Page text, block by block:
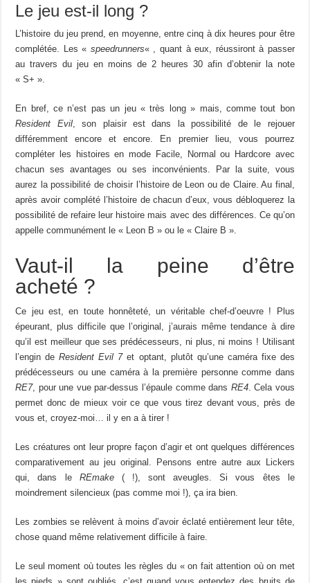
Le jeu est-il long ?
L’histoire du jeu prend, en moyenne, entre cinq à dix heures pour être
complétée. Les « speedrunners« , quant à eux, réussiront à passer
au travers du jeu en moins de 2 heures 30 afin d’obtenir la note
« S+ ».
En bref, ce n’est pas un jeu « très long » mais, comme tout bon
Resident Evil, son plaisir est dans la possibilité de le rejouer
différemment encore et encore. En premier lieu, vous pourrez
compléter les histoires en mode Facile, Normal ou Hardcore avec
chacun ses avantages ou ses inconvénients. Par la suite, vous
aurez la possibilité de choisir l’histoire de Leon ou de Claire. Au final,
après avoir complété l’histoire de chacun d’eux, vous débloquerez la
possibilité de refaire leur histoire mais avec des différences. Ce qu’on
appelle communément le « Leon B » ou le « Claire B ».
Vaut-il la peine d’être
acheté ?
Ce jeu est, en toute honnêteté, un véritable chef-d’oeuvre ! Plus
épeurant, plus difficile que l’original, j’aurais même tendance à dire
qu’il est meilleur que ses prédécesseurs, ni plus, ni moins ! Utilisant
l’engin deResident Evil 7et optant, plutôt qu’une caméra fixe des
prédécesseurs ou une caméra à la première personne comme dans
RE7, pour une vue par-dessus l’épaule comme dans RE4. Cela vous
permet donc de mieux voir ce que vous tirez devant vous, près de
vous et, croyez-moi… il y en a à tirer !
Les créatures ont leur propre façon d’agir et ont quelques différences
comparativement au jeu original. Pensons entre autre aux Lickers
qui, dans le REmake( !), sont aveugles. Si vous êtes le
moindrement silencieux (pas comme moi !), ça ira bien.
Les zombies se relèvent à moins d’avoir éclaté entièrement leur tête,
chose quand même relativement difficile à faire.
Le seul moment où toutes les règles du « on fait attention où on met